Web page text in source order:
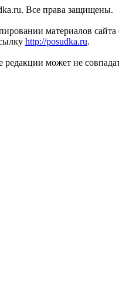
Все права защищены.
материалов сайта
http://posudka.ru.
может не